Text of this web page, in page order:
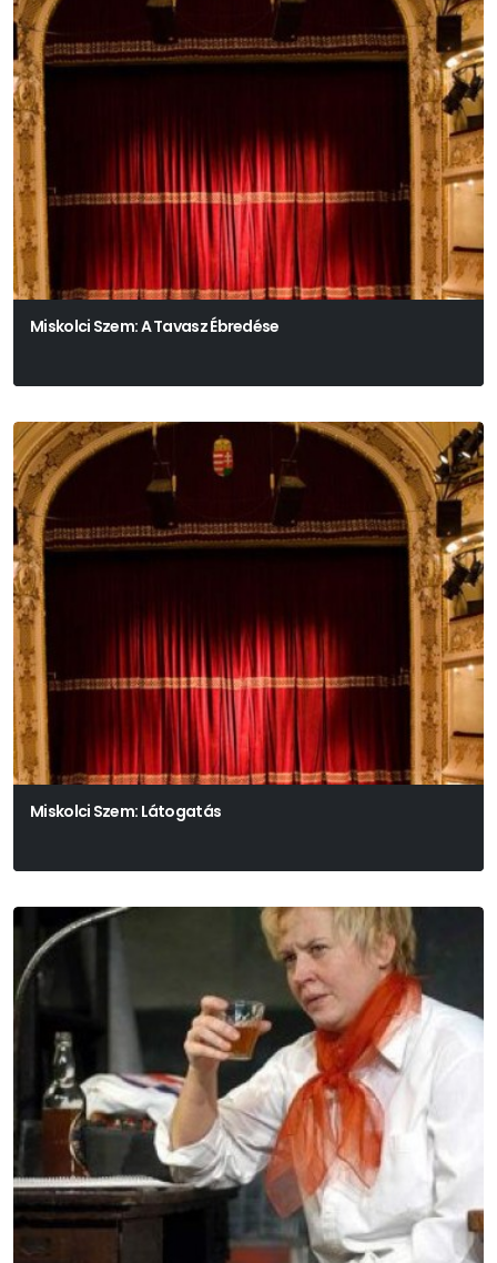
Miskolci Szem: A Tavasz Ébredése
Miskolci Szem: Látogatás